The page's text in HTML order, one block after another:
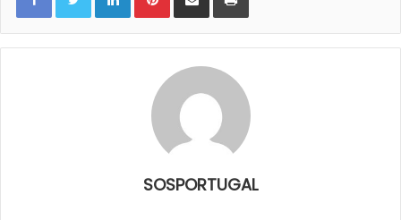
SOSPORTUGAL